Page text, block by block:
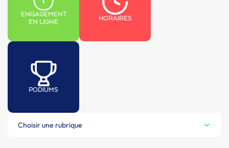
ENGAGEMENT
EN LIGNE
HORAIRES
PODIUMS
Choisir une rubrique